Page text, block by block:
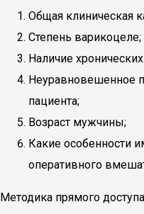
Общая клиническая
Степень варикоцеле;
Наличие
Неуравновешенное
пациента;
Возраст мужчины;
Какие особенности
оперативного
Методика прямого доступа